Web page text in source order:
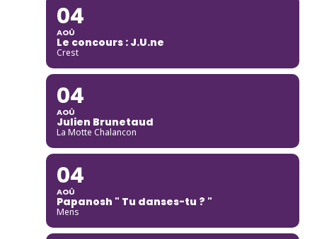
04
AOÛ
Le concours : J.U.ne
Crest
04
AOÛ
Julien Brunetaud
La Motte Chalancon
04
AOÛ
Papanosh " Tu danses-tu ? "
Mens